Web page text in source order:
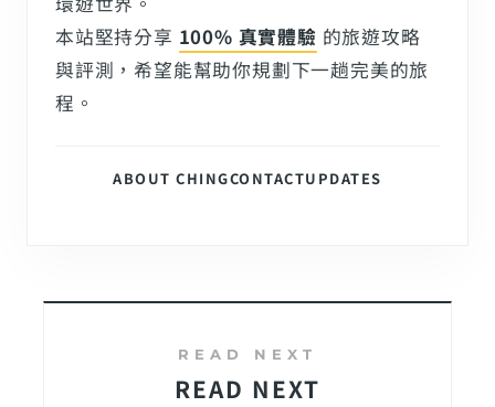
本站堅持分享 100% 真實體驗 的旅遊攻略
與評測，希望能幫助你規劃下一趟完美的旅
程。
ABOUT CHINGCONTACTUPDATES
READ NEXT